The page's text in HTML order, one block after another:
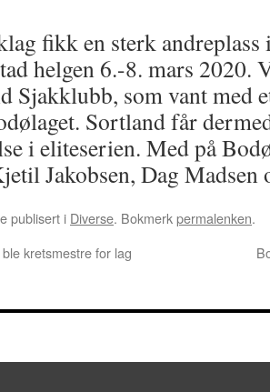
fikk en sterk
helgen 6.-8. mars 2020.
Sjakklubb, som vant med
Sortland får
i eliteserien. Med på
Jakobsen, Dag
publisert i Diverse. Bokmerkpermalenken.
kretsmestre for lag